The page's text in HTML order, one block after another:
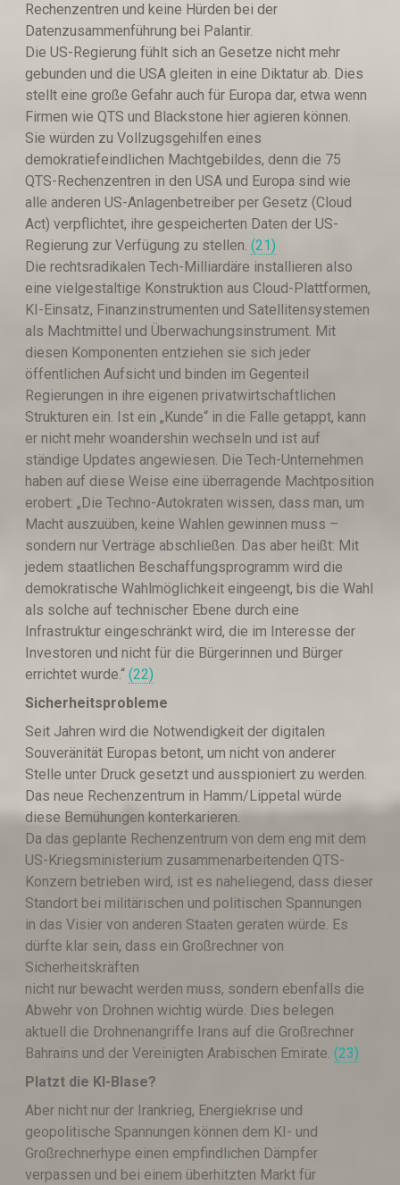
Rechenzentren und keine Hürden bei der
Datenzusammenführung bei Palantir.
Die US-Regierung fühlt sich an Gesetze nicht mehr
gebunden und die USA gleiten in eine Diktatur ab. Dies
stellt eine große Gefahr auch für Europa dar, etwa wenn
Firmen wie QTS und Blackstone hier agieren können.
Sie würden zu Vollzugsgehilfen eines
demokratiefeindlichen Machtgebildes, denn die 75
QTS-Rechenzentren in den USA und Europa sind wie
alle anderen US-Anlagenbetreiber per Gesetz (Cloud
Act) verpflichtet, ihre gespeicherten Daten der US-
Regierung zur Verfügung zu stellen.(21)
Die rechtsradikalen Tech-Milliardäre installieren also
eine vielgestaltige Konstruktion aus Cloud-Plattformen,
KI-Einsatz, Finanzinstrumenten und Satellitensystemen
als Machtmittel und Überwachungsinstrument. Mit
diesen Komponenten entziehen sie sich jeder
öffentlichen Aufsicht und binden im Gegenteil
Regierungen in ihre eigenen privatwirtschaftlichen
Strukturen ein. Ist ein „Kunde“ in die Falle getappt, kann
er nicht mehr woandershin wechseln und ist auf
ständige Updates angewiesen. Die Tech-Unternehmen
haben auf diese Weise eine überragende Machtposition
erobert: „Die Techno-Autokraten wissen, dass man, um
Macht auszuüben, keine Wahlen gewinnen muss –
sondern nur Verträge abschließen. Das aber heißt: Mit
jedem staatlichen Beschaffungsprogramm wird die
demokratische Wahlmöglichkeit eingeengt, bis die Wahl
als solche auf technischer Ebene durch eine
Infrastruktur eingeschränkt wird, die im Interesse der
Investoren und nicht für die Bürgerinnen und Bürger
errichtet wurde.“(22)
Sicherheitsprobleme
Seit Jahren wird die Notwendigkeit der digitalen
Souveränität Europas betont, um nicht von anderer
Stelle unter Druck gesetzt und ausspioniert zu werden.
Das neue Rechenzentrum in Hamm/Lippetal würde
diese Bemühungen konterkarieren.
Da das geplante Rechenzentrum von dem eng mit dem
US-Kriegsministerium zusammenarbeitenden QTS-
Konzern betrieben wird, ist es naheliegend, dass dieser
Standort bei militärischen und politischen Spannungen
in das Visier von anderen Staaten geraten würde. Es
dürfte klar sein, dass ein Großrechner von
Sicherheitskräften
nicht nur bewacht werden muss, sondern ebenfalls die
Abwehr von Drohnen wichtig würde. Dies belegen
aktuell die Drohnenangriffe Irans auf die Großrechner
Bahrains und der Vereinigten Arabischen Emirate.(23)
Platzt die KI-Blase?
Aber nicht nur der Irankrieg, Energiekrise und
geopolitische Spannungen können dem KI- und
Großrechnerhype einen empfindlichen Dämpfer
verpassen und bei einem überhitzten Markt für